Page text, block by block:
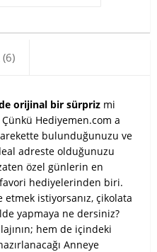
(6)
orijinal bir sürpriz mi
Hediyemen.com a
bulunduğunuzu ve
adreste olduğunuzu
özel günlerin en
hediyelerinden biri.
istiyorsanız, çikolata
yapmaya ne dersiniz?
hem de içindeki
Anneye